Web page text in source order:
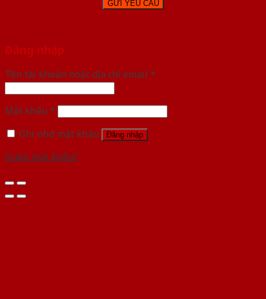
Đăng nhập
Tên tài khoản hoặc địa chỉ email *
Mật khẩu *
Ghi nhớ mật khẩu
Đăng nhập
Quên mật khẩu?